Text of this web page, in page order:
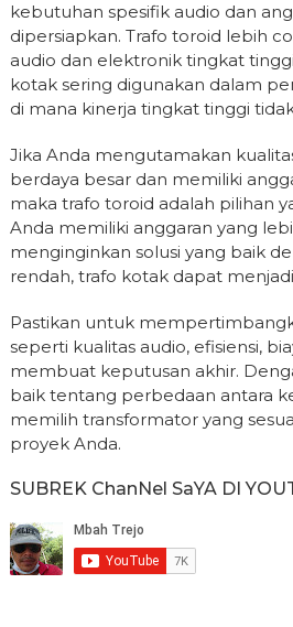
kebutuhan spesifik audio dan
dipersiapkan. Trafo toroid lebih
audio dan elektronik tingkat
kotak sering digunakan dalam
di mana kinerja tingkat tinggi
Jika Anda mengutamakan
berdaya besar dan memiliki
maka trafo toroid adalah pilihan
Anda memiliki anggaran yang
menginginkan solusi yang baik
rendah, trafo kotak dapat
Pastikan untuk
seperti kualitas audio, efisiensi,
membuat keputusan akhir.
baik tentang perbedaan antara
memilih transformator yang
proyek Anda.
SUBREK ChanNel SaYA DI